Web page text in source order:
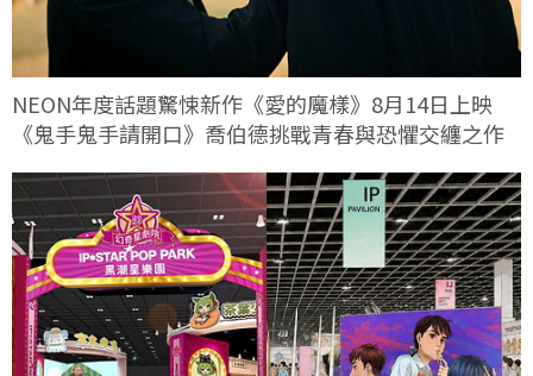
NEON年度話題驚悚新作《愛的魔樣》8月14日上映
《鬼手鬼手請開口》喬伯德挑戰青春與恐懼交纏之作